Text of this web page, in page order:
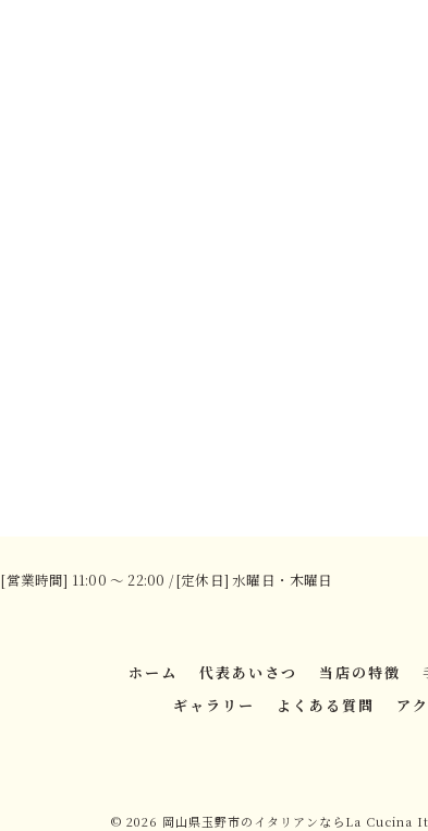
[営業時間] 11:00 〜 22:00 / [定休日] 水曜日・木曜日
ホーム 代表あいさつ 当店の特徴
ギャラリー
よくある質問 ア
© 2026 岡山県玉野市のイタリアンならLa